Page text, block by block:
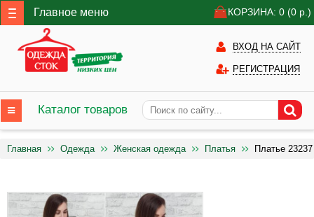
Главное меню КОРЗИНА: 0 (0 р.)
ВХОД НА САЙТ
РЕГИСТРАЦИЯ
Каталог товаров
Главная Одежда Женская одежда Платья Платье 23237